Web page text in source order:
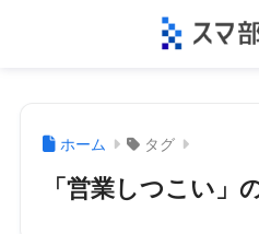
ホーム タグ
「営業しつこい」